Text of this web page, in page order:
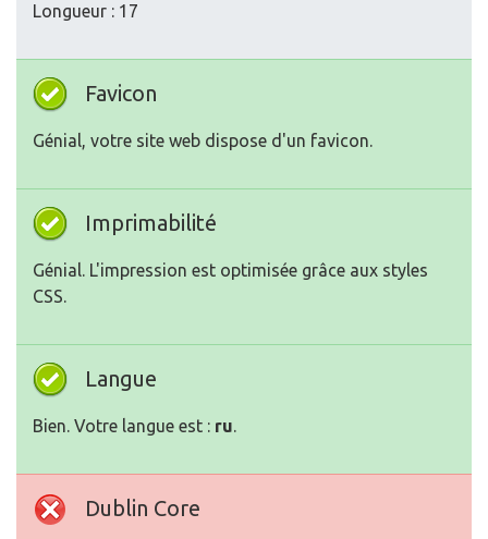
Longueur : 17
Favicon
Génial, votre site web dispose d'un favicon.
Imprimabilité
Génial. L'impression est optimisée grâce aux styles
CSS.
Langue
Bien. Votre langue est : ru.
Dublin Core